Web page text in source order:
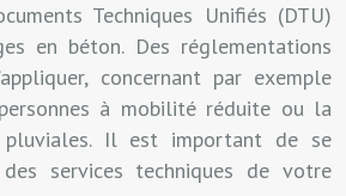
Techniques Unifiés (DTU)
en béton. Des réglementations
concernant par exemple
à mobilité réduite ou la
pluviales. Il est important de se
des services techniques de votre